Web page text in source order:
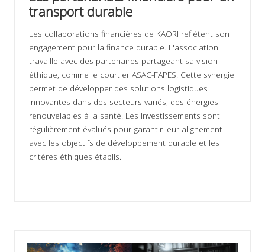
transport durable
Les collaborations financières de KAORI reflètent son
engagement pour la finance durable. L'association
travaille avec des partenaires partageant sa vision
éthique, comme le courtier ASAC-FAPES. Cette synergie
permet de développer des solutions logistiques
innovantes dans des secteurs variés, des énergies
renouvelables à la santé. Les investissements sont
régulièrement évalués pour garantir leur alignement
avec les objectifs de développement durable et les
critères éthiques établis.